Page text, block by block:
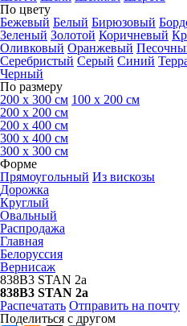
По цвету
Бежевый Белый Бирюзовый
Зеленый Золотой Коричневый
Оливковый Оранжевый
Серебристый Серый Синий
Черный
По размеру
200 х 300 см 100 х 200 см
200 x 200 см
200 x 400 см
300 x 400 см
300 x 300 см
Форме
Прямоугольный Из вискозы
Дорожка
Круглый
Овальный
Распродажа
Главная
Белоруссия
Вернисаж
838B3 STAN 2a
838B3 STAN 2a
Распечатать Отправить на почту
Поделиться с другом